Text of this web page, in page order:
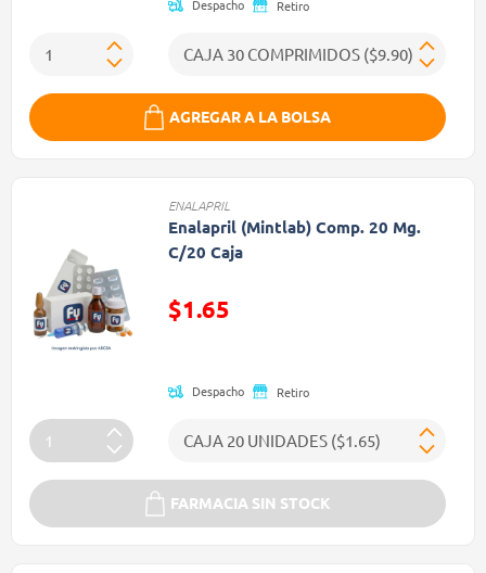
Despacho Retiro
AGREGAR A LA BOLSA
ENALAPRIL
Enalapril (Mintlab) Comp. 20 Mg.
C/20 Caja
$1.65
Despacho Retiro
FARMACIA SIN STOCK